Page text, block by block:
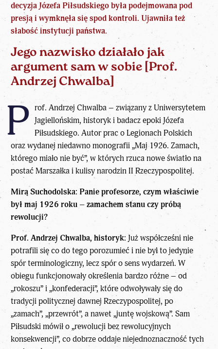
decyzja Józefa Piłsudskiego była podejmowana pod
presją i wymknęła się spod kontroli. Ujawniła też
słabość instytucji państwa.
Jego nazwisko działało jak
argument sam w sobie [Prof.
Andrzej Chwalba]
P rof. Andrzej Chwalba – związany z Uniwersytetem
Jagiellońskim, historyk i badacz epoki Józefa
Piłsudskiego. Autor prac o Legionach Polskich
oraz wydanej niedawno monografii „Maj 1926. Zamach,
którego miało nie być”, w których rzuca nowe światło na
postać Marszałka i kulisy narodzin II Rzeczypospolitej.
Mirą Suchodolska: Panie profesorze, czym właściwie
byłmaj 1926 roku – zamachem stanu czy próbą
rewolucji?
Prof. Andrzej Chwalba, historyk: Już współcześni nie
potrafili się co do tego porozumieć i nie był to jedynie
spór terminologiczny, lecz spór o sens wydarzeń. W
obiegu funkcjonowały określenia bardzo różne – od
„rokoszu” i „konfederacji”, które odwoływały się do
tradycji politycznej dawnej Rzeczypospolitej, po
„zamach”, „przewrót”, a nawet „juntę wojskową”. Sam
Piłsudski mówił o „rewolucji bez rewolucyjnych
konsekwencji”, co dobrze oddaje niejednoznaczność tych